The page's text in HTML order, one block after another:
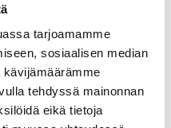
tarjoamamme
sosiaalisen median
tehdyssä mainonnan
eikä tietoja
Vapautumassa 1.9.